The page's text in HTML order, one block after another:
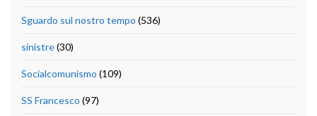
Sguardo sul nostro tempo (536)
sinistre(30)
Socialcomunismo (109)
SS Francesco (97)